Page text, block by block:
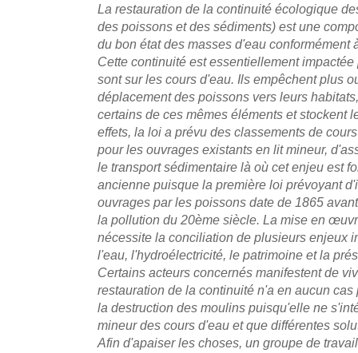
La restauration de la continuité écologique
des poissons et des sédiments) est une
du bon état des masses d'eau conformément
Cette continuité est essentiellement
sont sur les cours d'eau. Ils empêchent plus
déplacement des poissons vers leurs
certains de ces mêmes éléments et stockent
effets, la loi a prévu des classements de
pour les ouvrages existants en lit mineur,
le transport sédimentaire là où cet enjeu est
ancienne puisque la première loi prévoyant
ouvrages par les poissons date de 1865
la pollution du 20ème siècle. La mise en
nécessite la conciliation de plusieurs enjeux
l'eau, l'hydroélectricité, le patrimoine et la
Certains acteurs concernés manifestent de
restauration de la continuité n'a en aucun
la destruction des moulins puisqu'elle ne
mineur des cours d'eau et que différentes
Afin d'apaiser les choses, un groupe de